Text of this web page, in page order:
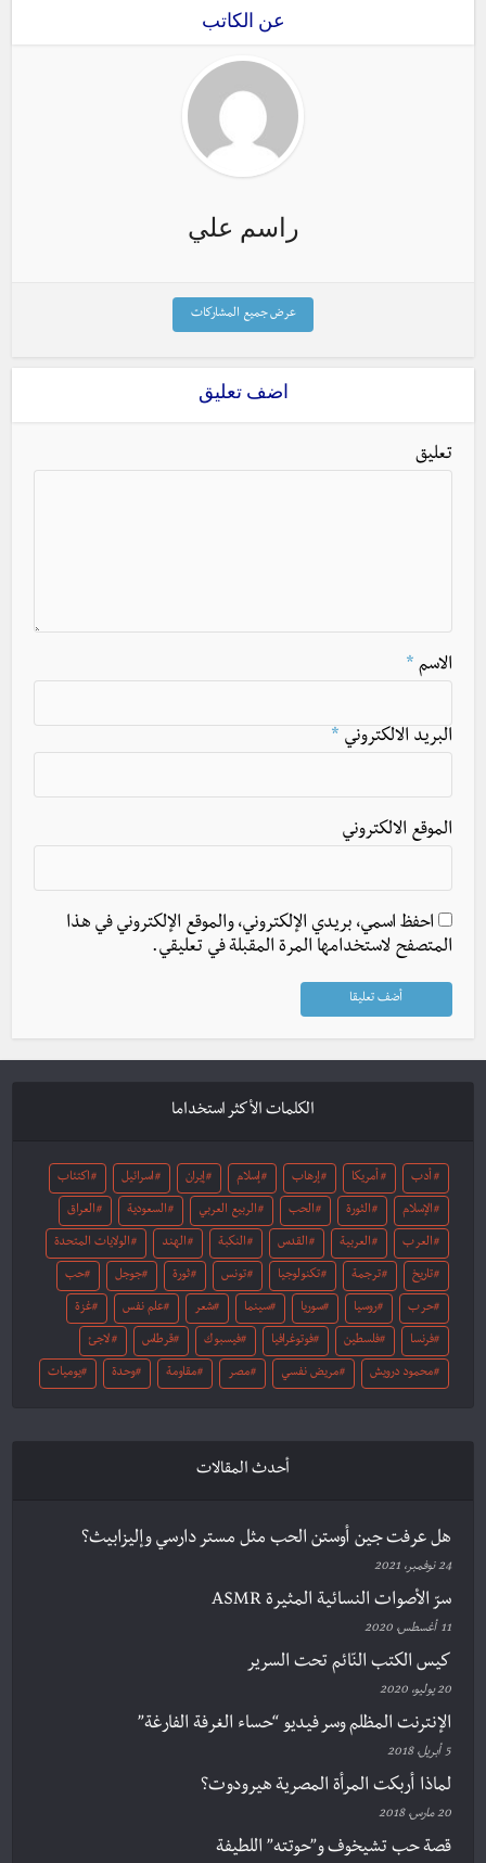
عن الكاتب
راسم علي
عرض جميع المشاركات
اضف تعليق
تعليق
الاسم *
البريد الالكتروني *
الموقع الالكتروني
احفظ اسمي، بريدي الإلكتروني، والموقع الإلكتروني في هذا
المتصفح لاستخدامها المرة المقبلة في تعليقي.
الكلمات الأكثر استخداما
أدب أمريكا إرهاب إسلام إيران اسرائيل اكتئاب
الإسلام الثورة الحب الربيع العربي السعودية العراق
العرب العربية القدس النكبة الهند الولايات المتحدة
تاريخ ترجمة تكنولوجيا تونس ثورة جوجل حب
حرب روسيا سوريا سينما شعر علم نفس غزة
فرنسا فلسطين فوتوغرافيا فيسبوك قرطاس لاجئ
محمود درويش مريض نفسي مصر مقاومة وحدة يوميات
أحدث المقالات
هل عرفت جين أوستن الحب مثل مستر دارسي وإليزابيث؟
24 نوفمبر، 2021
سرّ الأصوات النسائية المثيرة ASMR
11 أغسطس، 2020
كيس الكتب النّائم تحت السرير
20 يوليو، 2020
الإنترنت المظلم وسر فيديو “حساء الغرفة الفارغة”
5 أبريل، 2018
لماذا أربكت المرأة المصرية هيرودوت؟
20 مارس، 2018
قصة حب تشيخوف و”حوتته” اللطيفة